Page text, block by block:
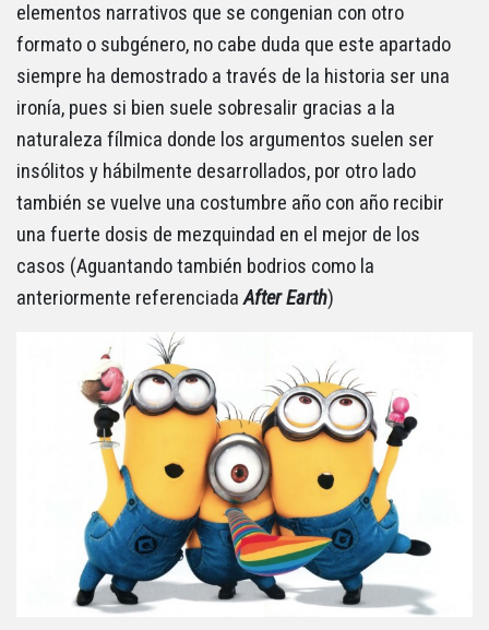
elementos narrativos que se congenian con otro
formato o subgénero, no cabe duda que este apartado
siempre ha demostrado a través de la historia ser una
ironía, pues si bien suele sobresalir gracias a la
naturaleza fílmica donde los argumentos suelen ser
insólitos y hábilmente desarrollados, por otro lado
también se vuelve una costumbre año con año recibir
una fuerte dosis de mezquindad en el mejor de los
casos (Aguantando también bodrios como la
anteriormente referenciadaAfter Earth)